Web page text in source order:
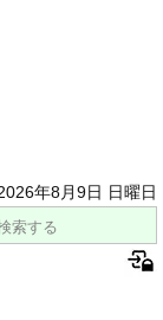
年8月9日 日曜日